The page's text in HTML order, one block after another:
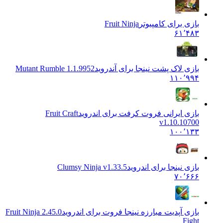
بازی برای کامپیوترFruit Ninja
۶۱٬۴۸۳
بازی لاک پشت نینجا برای آندرویدMutant Rumble 1.1.9952
۱۱۰٬۹۹۴
بازی ایرانی فروت کرفت برای اندرویدFruit Craft
v1.10.10700
۱۰۰٬۱۳۳
بازی نینجا برای اندرویدClumsy Ninja v1.33.5
۷۰٬۶۶۶
بازی آپدیت مبارزه نینجا فروت برای اندروید
2.45.0 Fruit Ninja